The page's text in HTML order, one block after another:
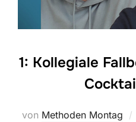
1: Kollegiale
von Methoden Montag